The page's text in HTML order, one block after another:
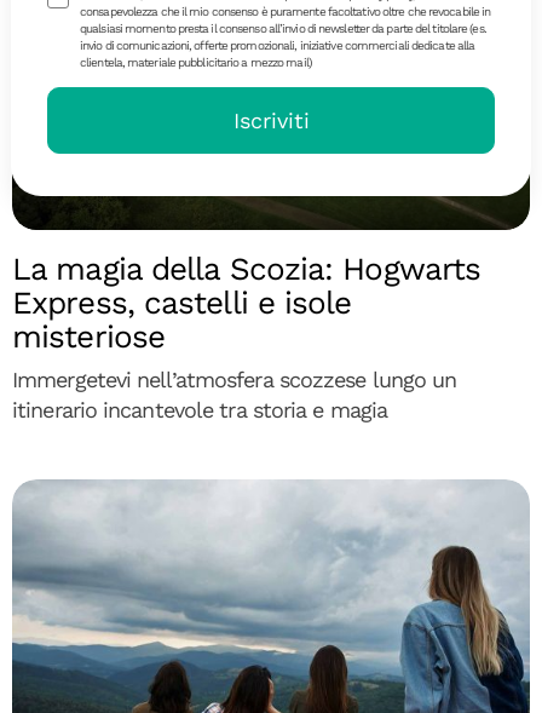
La magia della Scozia: Hogwarts
Express, castelli e isole
misteriose
Immergetevi nell’atmosfera scozzese lungo un
itinerario incantevole tra storia e magia
consapevolezza che il mio consenso è puramente facoltativo oltre che revocabile in
qualsiasi momento presta il consenso all’invio di newsletter da parte del titolare (es.
invio di comunicazioni, offerte promozionali, iniziative commerciali dedicate alla
clientela, materiale pubblicitario a mezzo mail)
Iscriviti